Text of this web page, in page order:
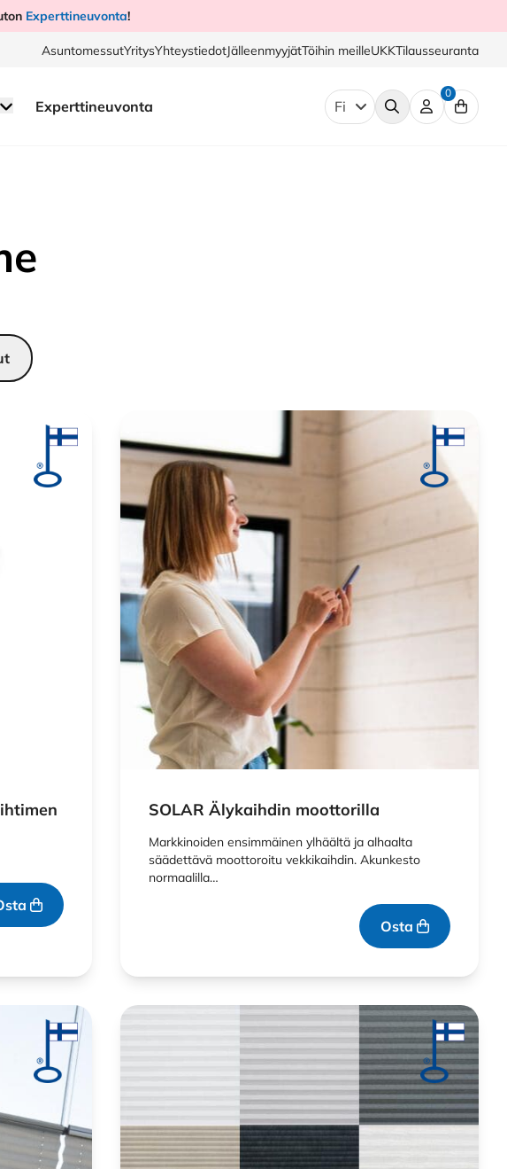
Experttineuvonta!
AsuntomessutYritysYhteystiedotJälleenmyyjätTöihin meilleUKKTilausseuranta
Experttineuvonta Fi
0
SOLAR Älykaihdin moottorilla
Markkinoiden ensimmäinen ylhäältä ja alhaalta
säädettävä moottoroitu vekkikaihdin. Akunkesto
normaalilla…
Osta